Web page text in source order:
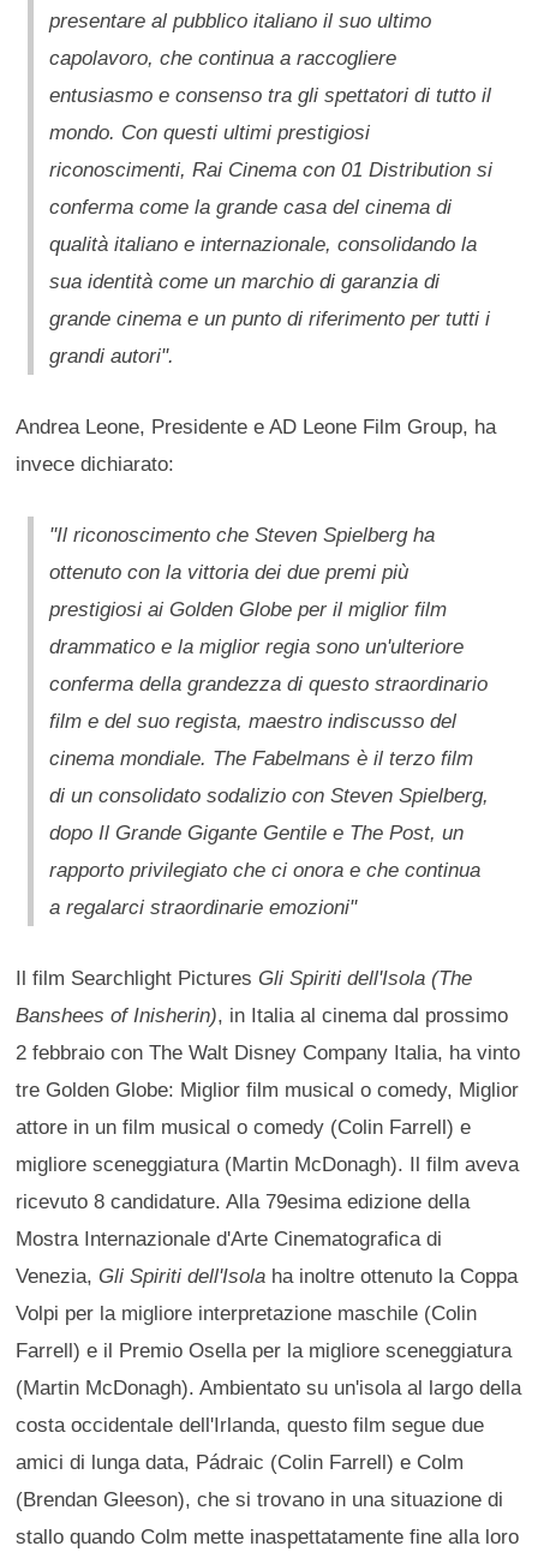
presentare al pubblico italiano il suo ultimo
capolavoro, che continua a raccogliere
entusiasmo e consenso tra gli spettatori di tutto il
mondo. Con questi ultimi prestigiosi
riconoscimenti, Rai Cinema con 01 Distribution si
conferma come la grande casa del cinema di
qualità italiano e internazionale, consolidando la
sua identità come un marchio di garanzia di
grande cinema e un punto di riferimento per tutti i
grandi autori".
Andrea Leone, Presidente e AD Leone Film Group, ha
invece dichiarato:
"Il riconoscimento che Steven Spielberg ha
ottenuto con la vittoria dei due premi più
prestigiosi ai Golden Globe per il miglior film
drammatico e la miglior regia sono un'ulteriore
conferma della grandezza di questo straordinario
film e del suo regista, maestro indiscusso del
cinema mondiale. The Fabelmans è il terzo film
di un consolidato sodalizio con Steven Spielberg,
dopo Il Grande Gigante Gentile e The Post, un
rapporto privilegiato che ci onora e che continua
a regalarci straordinarie emozioni"
Il film Searchlight Pictures Gli Spiriti dell'Isola (The
Banshees of Inisherin), in Italia al cinema dal prossimo
2 febbraio con The Walt Disney Company Italia, ha vinto
tre Golden Globe: Miglior film musical o comedy, Miglior
attore in un film musical o comedy (Colin Farrell) e
migliore sceneggiatura (Martin McDonagh). Il film aveva
ricevuto 8 candidature. Alla 79esima edizione della
Mostra Internazionale d'Arte Cinematografica di
Venezia, Gli Spiriti dell'Isola ha inoltre ottenuto la Coppa
Volpi per la migliore interpretazione maschile (Colin
Farrell) e il Premio Osella per la migliore sceneggiatura
(Martin McDonagh). Ambientato su un'isola al largo della
costa occidentale dell'Irlanda, questo film segue due
amici di lunga data, Pádraic (Colin Farrell) e Colm
(Brendan Gleeson), che si trovano in una situazione di
stallo quando Colm mette inaspettatamente fine alla loro